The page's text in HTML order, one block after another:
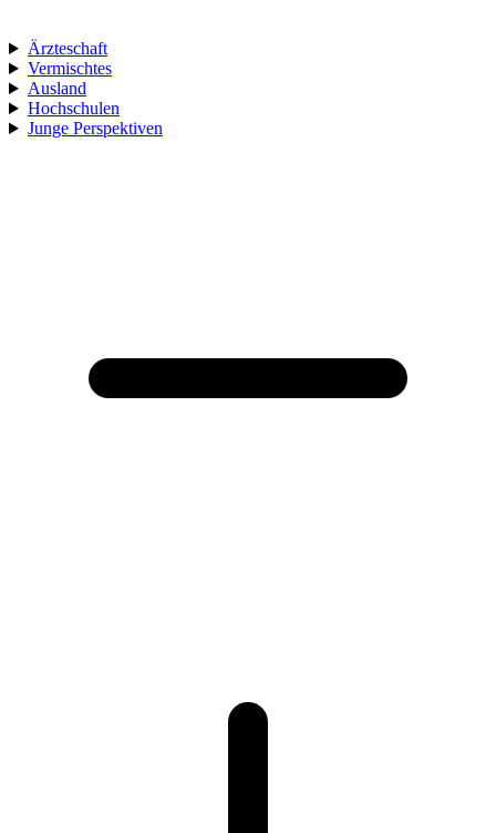
Ärzteschaft
Vermischtes
Ausland
Hochschulen
Junge Perspektiven